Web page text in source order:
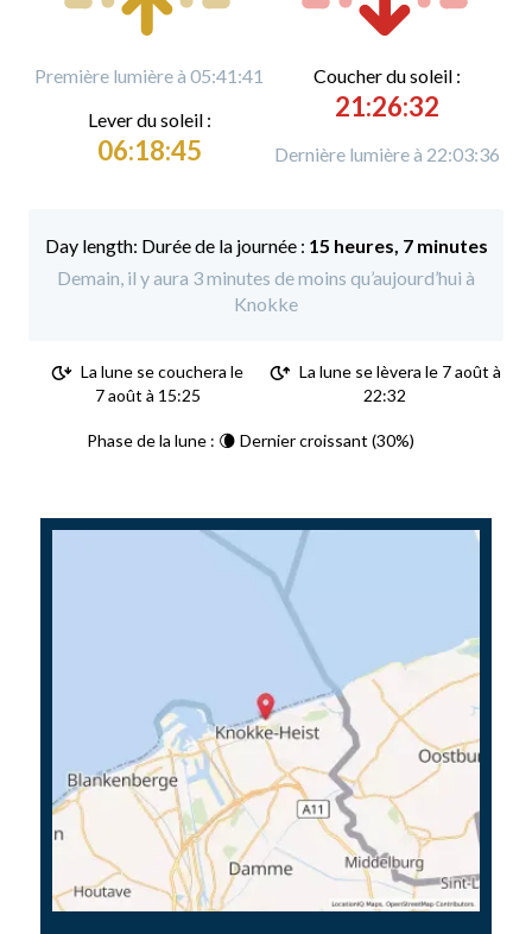
Première lumière à 05:41:41
Lever du soleil :
06:18:45
Coucher du soleil :
21:26:32
Dernière lumière à 22:03:36
Durée de la journée : 15 heures, 7 minutes
Demain, il y aura 3 minutes de moins qu’aujourd’hui à
Knokke
La lune se couchera le
7 août à 15:25
La lune se lèvera le 7 août à
22:32
Phase de la lune : 🌘 Dernier croissant (30%)